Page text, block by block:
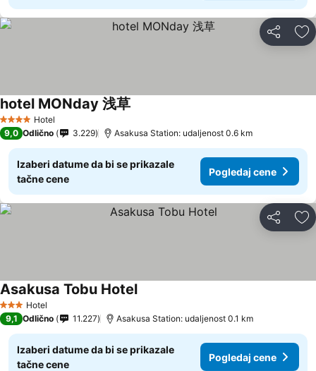
Deli
4 ZvezdiceHotel
hotel MONday 浅草
9,0 Odlično 3.229 Asakusa Station: udaljenost 0.6 km
Izaberi datume da bi se prikazale
tačne cene
Pogledaj cene
Deli
3 Zvezdice
Hotel
Asakusa Tobu Hotel
9,1 Odlično 11.227 Asakusa Station: udaljenost 0.1 km
Izaberi datume da bi se prikazale
tačne cene
Pogledaj cene